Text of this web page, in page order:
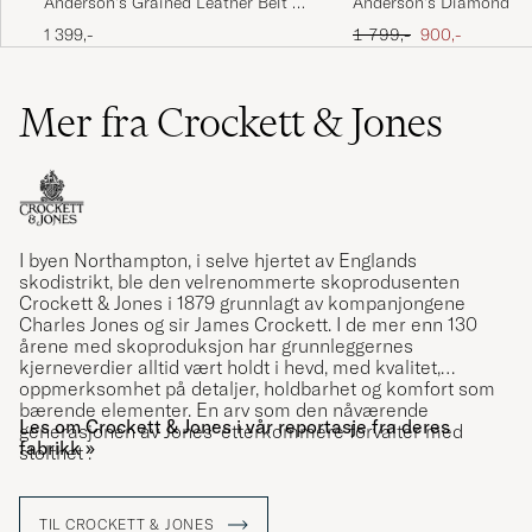
cm Black
1 399,-
Western 3,5cm Belt
Ordinær pris
1 799,- Nedsatt pris
900,-
Mer fra Crockett & Jones
I byen Northampton, i selve hjertet av Englands
skodistrikt, ble den velrenommerte skoprodusenten
Crockett & Jones i 1879 grunnlagt av kompanjongene
Charles Jones og sir James Crockett. I de mer enn 130
årene med skoproduksjon har grunnleggernes
kjerneverdier alltid vært holdt i hevd, med kvalitet,
oppmerksomhet på detaljer, holdbarhet og komfort som
bærende elementer. En arv som den nåværende
generasjonen av Jones’ etterkommere forvalter med
stolthet .
Les om Crockett & Jones i vår reportasje fra deres
fabrikk »
TIL CROCKETT & JONES